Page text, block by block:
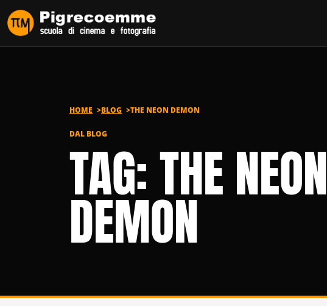
Vai al contenuto
HOME BLOG THE NEON DEMON
DAL BLOG
TAG: THE NEON
DEMON